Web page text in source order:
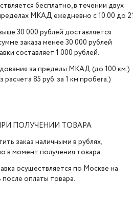
бесплатно, в течении двух
МКАД ежедневно с 10.00 до
30 000 рублей доставляется
заказа менее 30 000 рублей
составляет 1 000 рублей.
за пределы МКАД (до 100 км.)
расчета 85 руб. за 1 км пробега.)
ПОЛУЧЕНИИ ТОВАРА
заказ наличными в рублях,
в момент получения товара.
осуществляется по Москве на
оплаты товара.